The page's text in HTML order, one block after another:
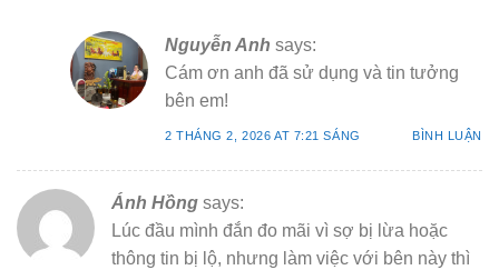
Nguyễn Anh says:
Cám ơn anh đã sử dụng và tin tưởng
bên em!
2 THÁNG 2, 2026 AT 7:21 SÁNG BÌNH LUẬN
Ánh Hồng says:
Lúc đầu mình đắn đo mãi vì sợ bị lừa hoặc
thông tin bị lộ, nhưng làm việc với bên này thì